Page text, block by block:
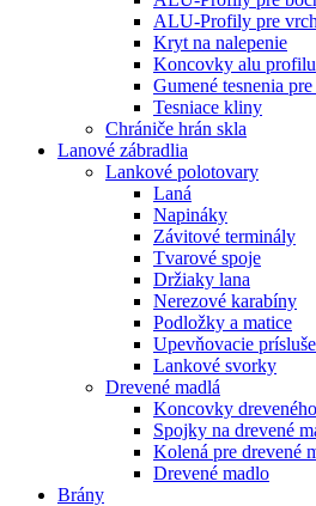
ALU-Profily pre
Kryt na nalepenie
Koncovky alu profilu
Gumené tesnenia
Tesniace kliny
Chrániče hrán skla
Lanové zábradlia
Lankové polotovary
Laná
Napináky
Závitové terminály
Tvarové spoje
Držiaky lana
Nerezové karabíny
Podložky a matice
Upevňovacie
Lankové svorky
Drevené madlá
Koncovky
Spojky na drevené
Kolená pre drevené
Drevené madlo
Brány